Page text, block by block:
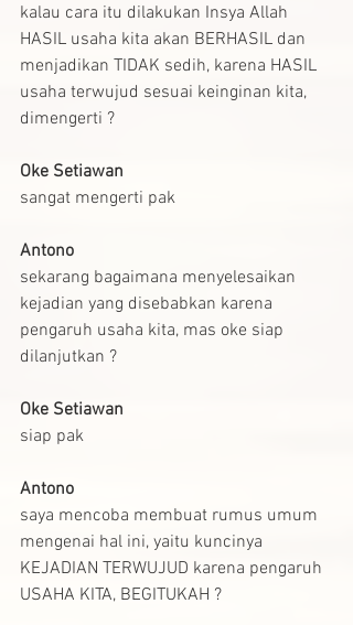
kalau cara itu dilakukan Insya Allah
HASIL usaha kita akan BERHASIL dan
menjadikan TIDAK sedih, karena HASIL
usaha terwujud sesuai keinginan kita,
dimengerti ?
Oke Setiawan
sangat mengerti pak
Antono
sekarang bagaimana menyelesaikan
kejadian yang disebabkan karena
pengaruh usaha kita, mas oke siap
dilanjutkan ?
Oke Setiawan
siap pak
Antono
saya mencoba membuat rumus umum
mengenai hal ini, yaitu kuncinya
KEJADIAN TERWUJUD karena pengaruh
USAHA KITA, BEGITUKAH ?